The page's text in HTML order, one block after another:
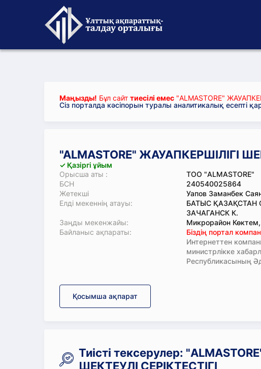
Маңызды! Бұл сайт тиесілі емес "ALMASTORE"
Сіз порталда кәсіпорын туралы аналитикалық есепті
"ALMASTORE" ЖАУАПКЕРШІЛІГІ
✓ Қазіргі ұйым
Орысша аты :
ТОО "ALMASTORE"
БСН
240540025864
Жетекші
Уапов Заманбек
Елді мекеннің атауы:
БАТЫС ҚАЗАҚСТАН
ЗАЧАГАНСК К.
Заңды мекенжайы:
Микрорайон
Байланыс ақпараты:
Біздің портал
Интернеттен
министрлікке
Республикасының
Қосымша ақпарат
Тиісті тексерулер:
ШЕКТЕУЛІ СЕРІКТЕСТІГІ